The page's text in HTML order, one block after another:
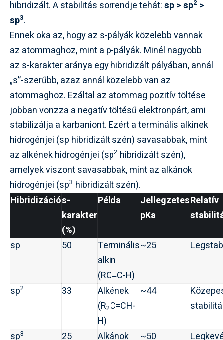
hibridizált. A stabilitás sorrendje tehát:sp > sp2 >
sp3.
Ennek oka az, hogy az s-pályák közelebb vannak
az atommaghoz, mint a p-pályák. Minél nagyobb
az s-karakter aránya egy hibridizált pályában, annál
„s”-szerűbb, azaz annál közelebb van az
atommaghoz. Ezáltal az atommag pozitív töltése
jobban vonzza a negatív töltésű elektronpárt, ami
stabilizálja a karbaniont. Ezért a terminális alkinek
hidrogénjei (sp hibridizált szén) savasabbak, mint
az alkének hidrogénjei (sp2 hibridizált szén),
amelyek viszont savasabbak, mint az alkánok
hidrogénjei (sp3 hibridizált szén).
Hibridizációs-
karakter
(%)
Példa
Jellegzetes
pKa
Relatív
sp 50
Terminális
alkin
(RC≡C-H)
~25
sp2 33
Alkének
(R2C=CH-
H)
~44
sp3 25
Alkánok
~50